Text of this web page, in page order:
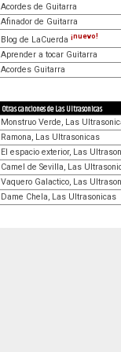
Acordes de Guitarra
Afinador de Guitarra
Blog de LaCuerda ¡nuevo!
Aprender a tocar Guitarra
Acordes Guitarra
Otras canciones de Las Ultrasonicas
Monstruo Verde, Las
Ramona, Las Ultrasonicas
El espacio exterior, Las
Camel de Sevilla, Las
Vaquero Galactico, Las
Dame Chela, Las Ultrasonicas